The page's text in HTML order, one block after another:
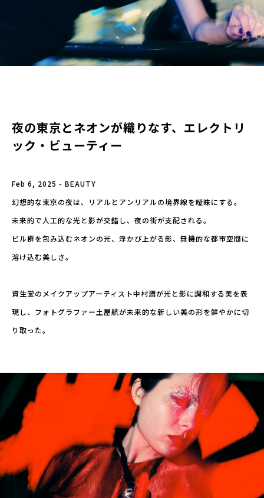
夜の東京とネオンが織りなす、エレクトリ
ック・ビューティー
Feb 6, 2025 - BEAUTY
幻想的な東京の夜は、リアルとアンリアルの境界線を曖昧にする。
未来的で人工的な光と影が交錯し、夜の街が支配される。
ビル群を包み込むネオンの光、浮かび上がる影、無機的な都市空間に
溶け込む美しさ。
資生堂のメイクアップアーティスト中村潤が光と影に調和する美を表
現し、フォトグラファー土屋航が未来的な新しい美の形を鮮やかに切
り取った。